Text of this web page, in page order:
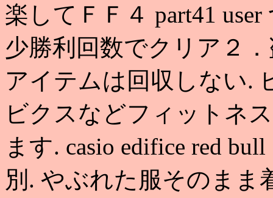
楽してＦＦ４ part41
少勝利回数でクリア２
アイテムは回収しない.
ビクスなどフィットネ
ます. casio edifice red
別. やぶれた服そのま